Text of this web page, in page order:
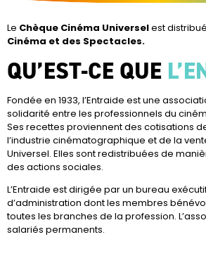
Le Chèque Cinéma Universelest
Cinéma et des Spectacles.
QU’EST-CE QUE
Fondée en 1933, l’Entraide est une
solidarité entre les professionnels du
Ses recettes proviennent des cotisations
l’industrie cinématographique et de la
Universel. Elles sont redistribuées de
des actions sociales.
L’Entraide est dirigée par un bureau
d’administration dont les membres
toutes les branches de la profession.
salariés permanents.